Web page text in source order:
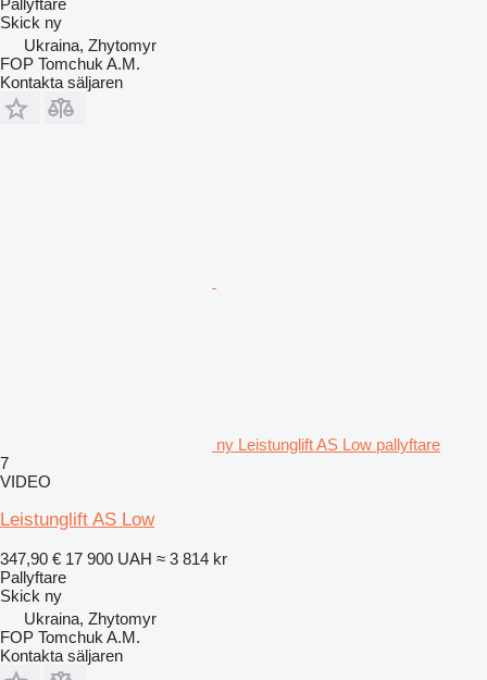
Skick ny
Ukraina, Zhytomyr
FOP Tomchuk A.M.
Kontakta säljaren
ny Leistunglift AS Low pallyftare
7
VIDEO
Leistunglift AS Low
347,90 € 17 900 UAH ≈ 3 814 kr
Pallyftare
Skick ny
Ukraina, Zhytomyr
FOP Tomchuk A.M.
Kontakta säljaren